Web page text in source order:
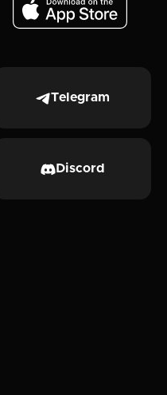
Telegram
Discord